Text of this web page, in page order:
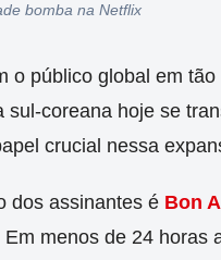
bomba na Netflix
o público global em
coreana hoje se
crucial nessa
dos assinantes é Bon
Em menos de 24 horas